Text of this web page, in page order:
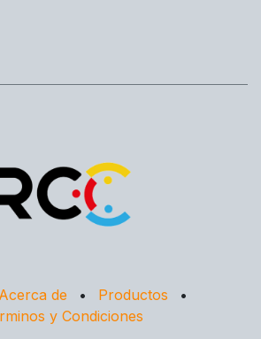
Acerca de • Productos
•
y Condiciones